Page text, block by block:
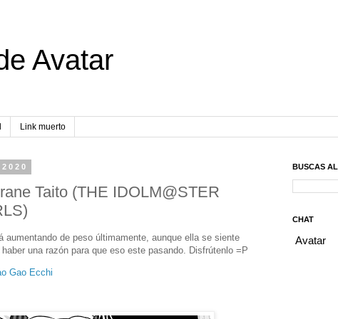
Avatar
Link muerto
Taito (THE IDOLM@STER
aumentando de peso últimamente, aunque ella se siente
una razón para que eso este pasando. Disfrútenlo =P
Gao Ecchi
BUSCAS
CHAT